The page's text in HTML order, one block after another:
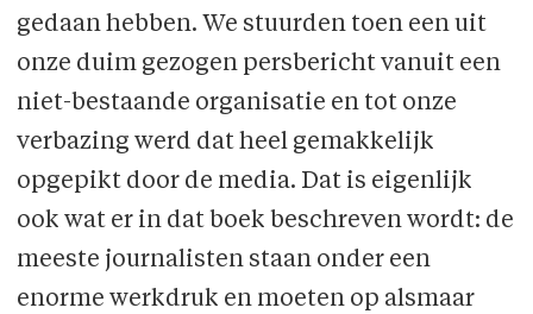
gedaan hebben. We stuurden toen een uit
onze duim gezogen persbericht vanuit een
niet-bestaande organisatie en tot onze
verbazing werd dat heel gemakkelijk
opgepikt door de media. Dat is eigenlijk
ook wat er in dat boek beschreven wordt: de
meeste journalisten staan onder een
enorme werkdruk en moeten op alsmaar